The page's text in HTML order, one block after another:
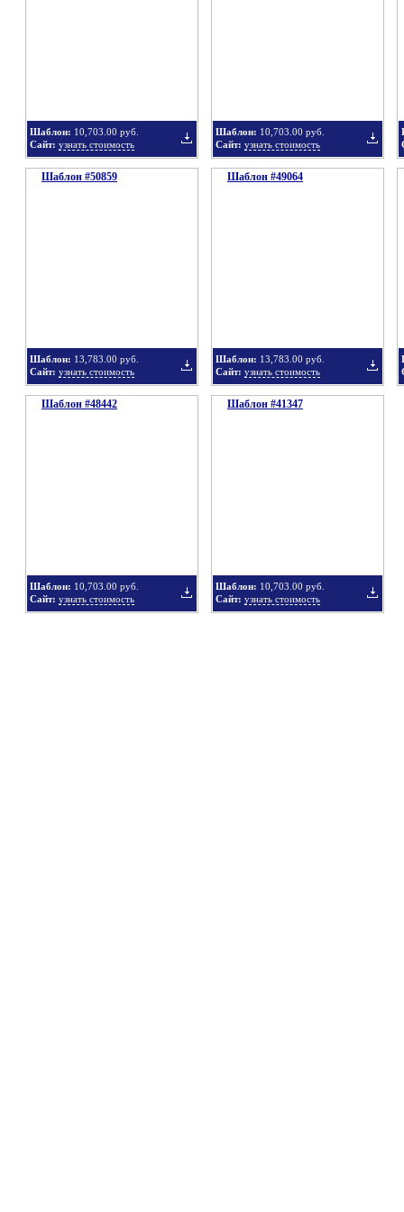
Шаблон: 10,703.00 руб.
Сайт: узнать стоимость
Шаблон: 10,703.00 руб.
Сайт: узнать стоимость
Шаблон #50859
Шаблон: 13,783.00 руб.
Сайт: узнать стоимость
Шаблон #49064
Шаблон: 13,783.00 руб.
Сайт: узнать стоимость
Шаблон #48442
Шаблон: 10,703.00 руб.
Сайт: узнать стоимость
Шаблон #41347
Шаблон: 10,703.00 руб.
Сайт: узнать стоимость